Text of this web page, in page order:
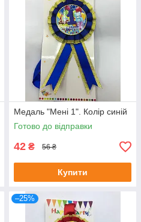
Медаль "Мені 1". Колір синій
Готово до відправки
42 ₴ 56 ₴
Купити
–25%